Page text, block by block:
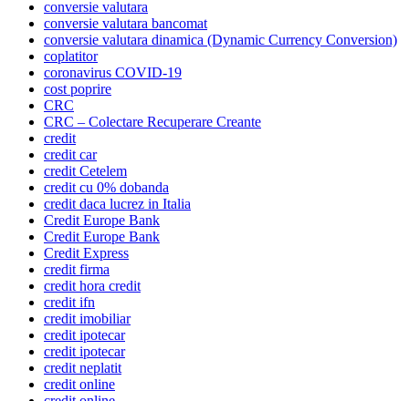
conversie valutara
conversie valutara bancomat
conversie valutara dinamica (Dynamic Currency Conversion)
coplatitor
coronavirus COVID-19
cost poprire
CRC
CRC – Colectare Recuperare Creante
credit
credit car
credit Cetelem
credit cu 0% dobanda
credit daca lucrez in Italia
Credit Europe Bank
Credit Europe Bank
Credit Express
credit firma
credit hora credit
credit ifn
credit imobiliar
credit ipotecar
credit ipotecar
credit neplatit
credit online